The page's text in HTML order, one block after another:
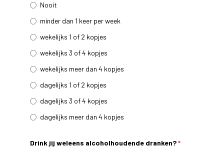
Nooit
minder dan 1 keer per week
wekelijks 1 of 2 kopjes
wekelijks 3 of 4 kopjes
wekelijks meer dan 4 kopjes
dagelijks 1 of 2 kopjes
dagelijks 3 of 4 kopjes
dagelijks meer dan 4 kopjes
Drink jij weleens alcoholhoudende dranken?*